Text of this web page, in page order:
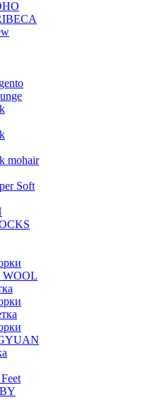
mohair
Soft